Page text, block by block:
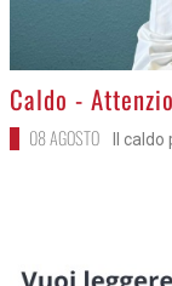
>
Caldo -
08 AGOSTO Il